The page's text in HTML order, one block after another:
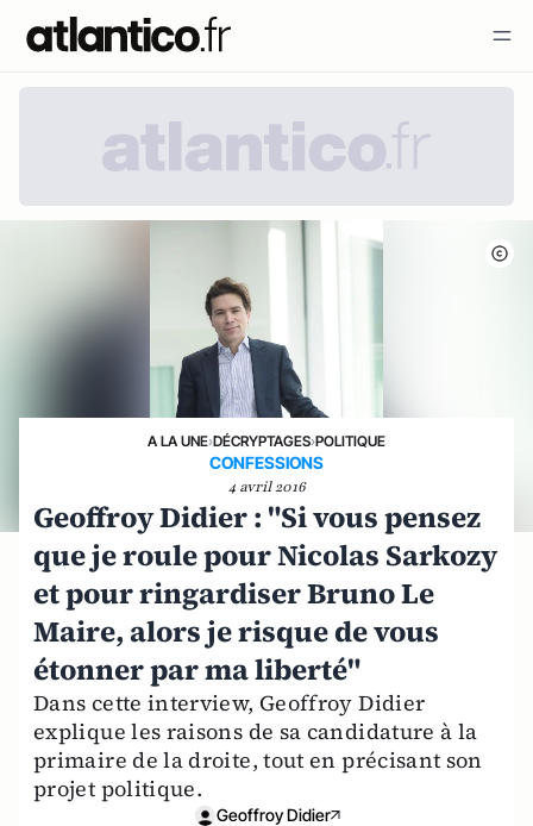
A LA UNE›DÉCRYPTAGES›POLITIQUE
CONFESSIONS
4 avril 2016
Geoffroy Didier : "Si vous pensez
que je roule pour Nicolas Sarkozy
et pour ringardiser Bruno Le
Maire, alors je risque de vous
étonner par ma liberté"
Dans cette interview, Geoffroy Didier
explique les raisons de sa candidature à la
primaire de la droite, tout en précisant son
projet politique.
Geoffroy Didier